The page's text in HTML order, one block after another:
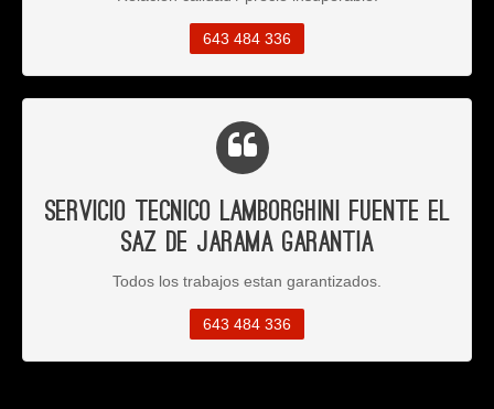
643 484 336
Servicio Tecnico Lamborghini Fuente el
Saz de Jarama Garantia
Todos los trabajos estan garantizados.
643 484 336